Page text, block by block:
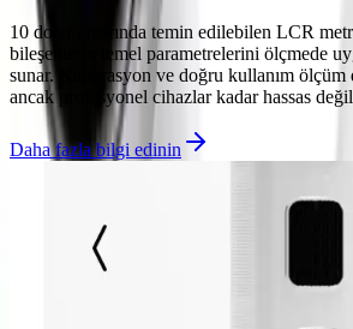
10 dolar civarında temin edilebilen LCR
bileşenlerin temel parametrelerini ölçmede
sunar. Kalibrasyon ve doğru kullanım ölçüm
ancak profesyonel cihazlar kadar hassas
Daha fazla bilgi edinin